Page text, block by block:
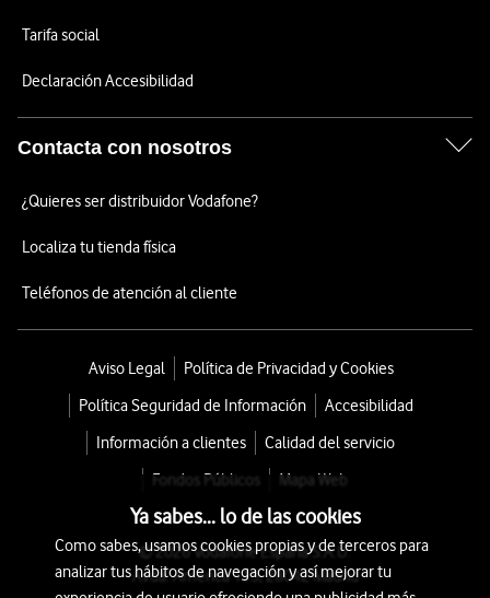
Tarifa social
Declaración Accesibilidad
Contacta con nosotros
¿Quieres ser distribuidor Vodafone?
Localiza tu tienda física
Teléfonos de atención al cliente
Aviso Legal
Política de Privacidad y Cookies
Política Seguridad de Información
Accesibilidad
Información a clientes
Calidad del servicio
Fondos Públicos
Mapa Web
© 2026 Vodafone España S.A.U.
Avda. América 115, 28042 Madrid
Ya sabes... lo de las cookies
Como sabes, usamos cookies propias y de terceros para
analizar tus hábitos de navegación y así mejorar tu